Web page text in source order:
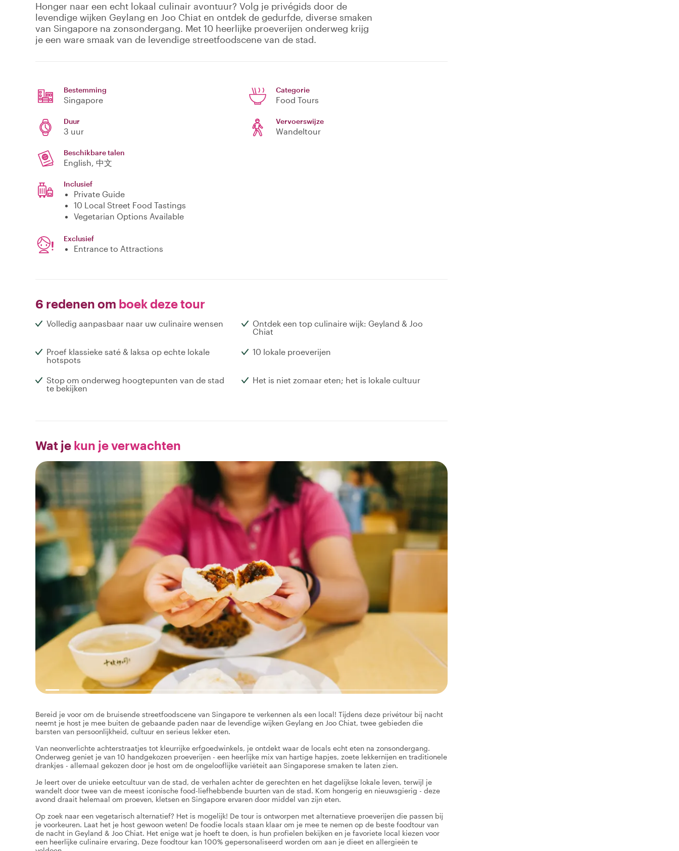
Honger naar een echt lokaal culinair avontuur? Volg je privégids door de
levendige wijken Geylang en Joo Chiat en ontdek de gedurfde, diverse smaken
van Singapore na zonsondergang. Met 10 heerlijke proeverijen onderweg krijg
je een ware smaak van de levendige streetfoodscene van de stad.
Bestemming
Singapore
Categorie
Food Tours
Duur
3 uur
Vervoerswijze
Wandeltour
Beschikbare talen
English, 中文
Inclusief
Private Guide
10 Local Street Food Tastings
Vegetarian Options Available
Exclusief
Entrance to Attractions
6 redenen om boek deze tour
Volledig aanpasbaar naar uw culinaire wensen
Ontdek een top culinaire wijk: Geyland & Joo
Chiat
Proef klassieke saté & laksa op echte lokale
hotspots
10 lokale proeverijen
Stop om onderweg hoogtepunten van de stad
te bekijken
Het is niet zomaar eten; het is lokale cultuur
Wat je kun je verwachten
Bereid je voor om de bruisende streetfoodscene van Singapore te verkennen als een local! Tijdens deze privétour bij nacht
neemt je host je mee buiten de gebaande paden naar de levendige wijken Geylang en Joo Chiat, twee gebieden die
barsten van persoonlijkheid, cultuur en serieus lekker eten.
Van neonverlichte achterstraatjes tot kleurrijke erfgoedwinkels, je ontdekt waar de locals echt eten na zonsondergang.
Onderweg geniet je van 10 handgekozen proeverijen - een heerlijke mix van hartige hapjes, zoete lekkernijen en traditionele
drankjes - allemaal gekozen door je host om de ongelooflijke variëteit aan Singaporese smaken te laten zien.
Je leert over de unieke eetcultuur van de stad, de verhalen achter de gerechten en het dagelijkse lokale leven, terwijl je
wandelt door twee van de meest iconische food-liefhebbende buurten van de stad. Kom hongerig en nieuwsgierig - deze
avond draait helemaal om proeven, kletsen en Singapore ervaren door middel van zijn eten.
Op zoek naar een vegetarisch alternatief? Het is mogelijk! De tour is ontworpen met alternatieve proeverijen die passen bij
je voorkeuren. Laat het je host gewoon weten! De foodie locals staan klaar om je mee te nemen op de beste foodtour van
de nacht in Geyland & Joo Chiat. Het enige wat je hoeft te doen, is hun profielen bekijken en je favoriete local kiezen voor
een heerlijke culinaire ervaring. Deze foodtour kan 100% gepersonaliseerd worden om aan je dieet en allergieën te